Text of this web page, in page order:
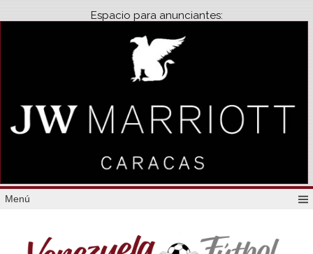
Espacio para anunciantes:
Menú